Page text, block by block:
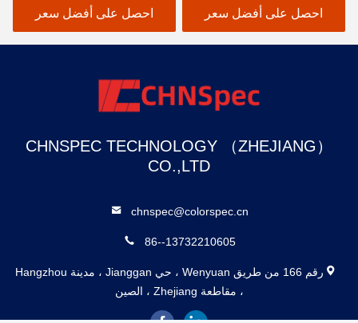
احصل على أفضل سعر
احصل على أفضل سعر
CHNSPEC TECHNOLOGY （ZHEJIANG）
CO.,LTD
chnspec@colorspec.cn
86--13732210605
رقم 166 من طريق Wenyuan ، حي Jianggan ، مدينة Hangzhou
، مقاطعة Zhejiang ، الصين